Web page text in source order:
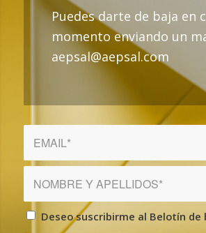
Puedes darte de baja en
momento enviando un
aepsal@aepsal.com
Deseo suscribirme al Belotín de